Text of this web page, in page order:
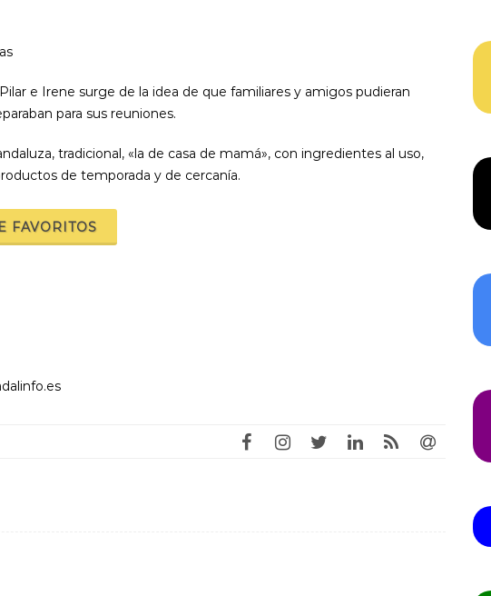
e Irene surge de la idea de que familiares y amigos pudieran
para sus reuniones.
tradicional, «la de casa de mamá», con ingredientes al uso,
de temporada y de cercanía.
FAVORITOS